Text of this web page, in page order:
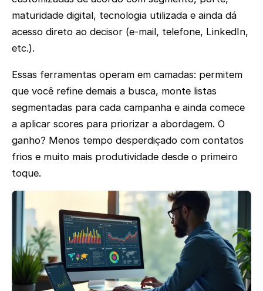
maturidade digital, tecnologia utilizada e ainda dá
acesso direto ao decisor (e-mail, telefone, LinkedIn,
etc.).
Essas ferramentas operam em camadas: permitem
que você refine demais a busca, monte listas
segmentadas para cada campanha e ainda comece
a aplicar scores para priorizar a abordagem. O
ganho? Menos tempo desperdiçado com contatos
frios e muito mais produtividade desde o primeiro
toque.